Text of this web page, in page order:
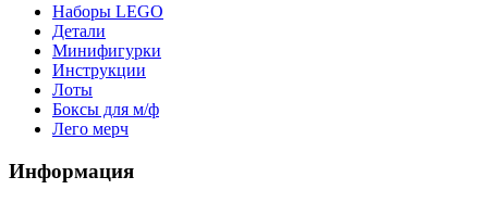
Наборы LEGO
Детали
Минифигурки
Инструкции
Лоты
Боксы для м/ф
Лего мерч
Информация